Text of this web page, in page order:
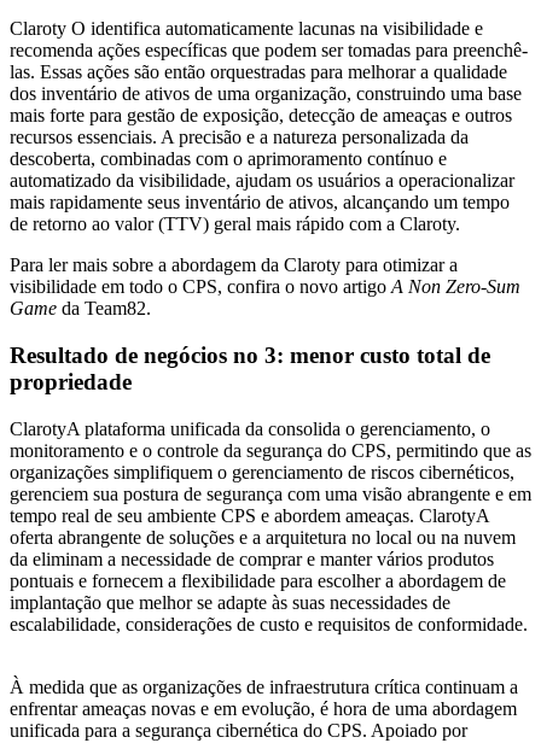
Claroty O identifica automaticamente lacunas na visibilidade e
recomenda ações específicas que podem ser tomadas para preenchê-
las. Essas ações são então orquestradas para melhorar a qualidade
dos inventário de ativos de uma organização, construindo uma base
mais forte para gestão de exposição, detecção de ameaças e outros
recursos essenciais. A precisão e a natureza personalizada da
descoberta, combinadas com o aprimoramento contínuo e
automatizado da visibilidade, ajudam os usuários a operacionalizar
mais rapidamente seus inventário de ativos, alcançando um tempo
de retorno ao valor (TTV) geral mais rápido com a Claroty.
Para ler mais sobre a abordagem da Claroty para otimizar a
visibilidade em todo o CPS, confira o novo artigo A Non Zero-Sum
Game da Team82.
Resultado de negócios no 3: menor custo total de
propriedade
ClarotyA plataforma unificada da consolida o gerenciamento, o
monitoramento e o controle da segurança do CPS, permitindo que as
organizações simplifiquem o gerenciamento de riscos cibernéticos,
gerenciem sua postura de segurança com uma visão abrangente e em
tempo real de seu ambiente CPS e abordem ameaças. ClarotyA
oferta abrangente de soluções e a arquitetura no local ou na nuvem
da eliminam a necessidade de comprar e manter vários produtos
pontuais e fornecem a flexibilidade para escolher a abordagem de
implantação que melhor se adapte às suas necessidades de
escalabilidade, considerações de custo e requisitos de conformidade.
À medida que as organizações de infraestrutura crítica continuam a
enfrentar ameaças novas e em evolução, é hora de uma abordagem
unificada para a segurança cibernética do CPS. Apoiado por